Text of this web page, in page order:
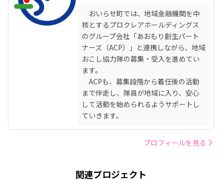
おいらせ町では、地域金融機関を中
核とするプロクレアホールディングス
のグループ会社「あおもり創生パート
ナーズ（ACP）」と連携しながら、地域
おこし協力隊の募集・受入を進めてい
ます。
ACPも、募集段階から着任後の活動
まで伴走し、隊員が地域に入り、安心
して活動を始められるようサポートし
ていきます。
プロフィールを見る
関連プロジェクト